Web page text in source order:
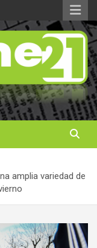
amplia variedad de